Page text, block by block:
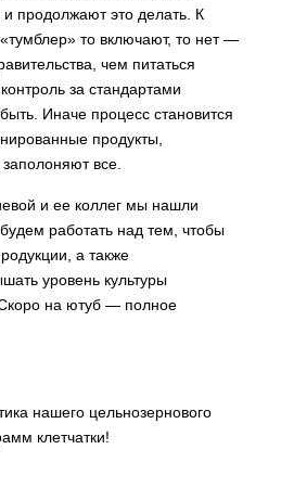
и продолжают это делать. К
то включают, то нет —
чем питаться
за стандартами
Иначе процесс становится
продукты,
все.
и ее коллег мы нашли
работать над тем, чтобы
а также
уровень культуры
на ютуб — полное
нашего цельнозернового
клетчатки!